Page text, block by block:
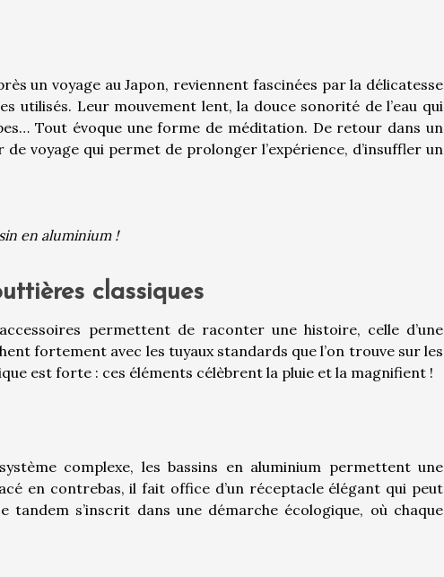
un voyage au Japon, reviennent fascinées par la délicatesse
utilisés. Leur mouvement lent, la douce sonorité de l’eau qui
Tout évoque une forme de méditation. De retour dans un
de voyage qui permet de prolonger l’expérience, d’insuffler un
en aluminium !
classiques
permettent de raconter une histoire, celle d’une
fortement avec les tuyaux standards que l’on trouve sur les
est forte : ces éléments célèbrent la pluie et la magnifient !
complexe, les bassins en aluminium permettent une
en contrebas, il fait office d’un réceptacle élégant qui peut
tandem s’inscrit dans une démarche écologique, où chaque